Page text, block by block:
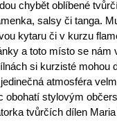
chybět oblíbené
salsy či tanga.
kytaru či v kurzu
a toto místo se
si kurzisté mohou
atmosféra
obohatí stylovým
tvůrčích dílen